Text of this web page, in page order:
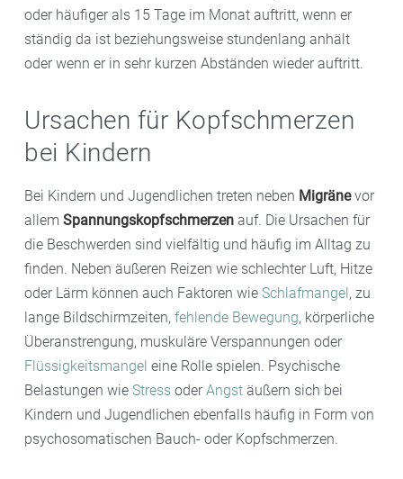
oder häufiger als 15 Tage im Monat auftritt, wenn er
ständig da ist beziehungsweise stundenlang anhält
oder wenn er in sehr kurzen Abständen wieder auftritt.
Ursachen für Kopfschmerzen
bei Kindern
Bei Kindern und Jugendlichen treten neben Migränevor
allem Spannungskopfschmerzen auf. Die Ursachen für
die Beschwerden sind vielfältig und häufig im Alltag zu
finden. Neben äußeren Reizen wie schlechter Luft, Hitze
oder Lärm können auch Faktoren wie Schlafmangel, zu
lange Bildschirmzeiten, fehlende Bewegung, körperliche
Überanstrengung, muskuläre Verspannungen oder
Flüssigkeitsmangel eine Rolle spielen. Psychische
Belastungen wie Stress oder Angst äußern sich bei
Kindern und Jugendlichen ebenfalls häufig in Form von
psychosomatischen Bauch- oder Kopfschmerzen.